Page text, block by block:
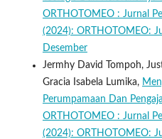
ORTHOTOMEO : Jurnal
(2024): ORTHOTOMEO:
Desember
Jermhy David Tompoh,
Gracia Isabela Lumika,
Perumpamaan Dan
ORTHOTOMEO : Jurnal
(2024): ORTHOTOMEO: